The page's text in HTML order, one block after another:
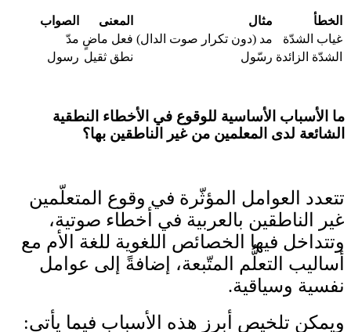
الخطأ مثال المعنى
الصواب
غياب الشدّة
مد (دون تكرار صوت الدال) فعل ماضٍ مدّ
الشدّة الزائدة رسّول نطق ثقيل رسول
ما الأسباب الأساسية للوقوع في الأخطاء النطقية
الشائعة لدى المعلمين من غير الناطقين بها؟
تتعدد العوامل المؤثّرة في وقوع المتعلّمين
غير الناطقين بالعربية في أخطاء صوتية،
وتتداخل فيها الخصائص اللغوية للغة الأم مع
أساليب التعلُّم المتّبعة، إضافةً إلى عوامل
نفسية وسياقية.
ويمكن تلخيص أبرز هذه الأسباب فيما يأتي: